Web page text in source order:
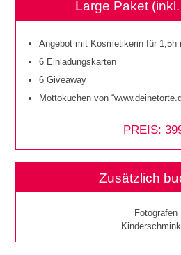
Large Paket
Angebot mit Kosmetikerin für 1,5h
6 Einladungskarten
6 Giveaway
Mottokuchen von
PREIS:
Zusätzlich
Fotografen